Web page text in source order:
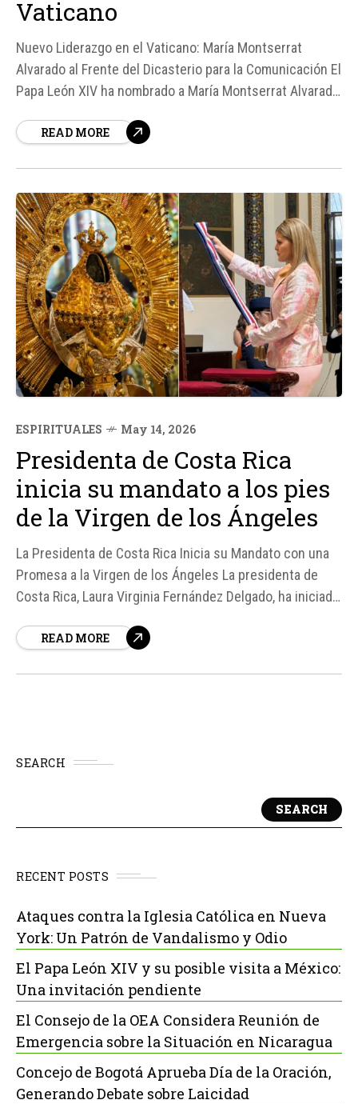
Vaticano
Nuevo Liderazgo en el Vaticano: María Montserrat
Alvarado al Frente del Dicasterio para la Comunicación El
Papa León XIV ha nombrado a María Montserrat Alvarado,
como prefecta del Dicasterio para la Comunicación del
READ MORE
ESPIRITUALES May 14, 2026
Presidenta de Costa Rica
inicia su mandato a los pies
de la Virgen de los Ángeles
La Presidenta de Costa Rica Inicia su Mandato con una
Promesa a la Virgen de los Ángeles La presidenta de
Costa Rica, Laura Virginia Fernández Delgado, ha iniciado
banda presidencial a los pies de la Virgen de los
READ MORE
SEARCH
SEARCH
RECENT POSTS
Ataques contra la Iglesia Católica en Nueva
York: Un Patrón de Vandalismo y Odio
El Papa León XIV y su posible visita a México:
Una invitación pendiente
El Consejo de la OEA Considera Reunión de
Emergencia sobre la Situación en Nicaragua
Concejo de Bogotá Aprueba Día de la Oración,
Generando Debate sobre Laicidad